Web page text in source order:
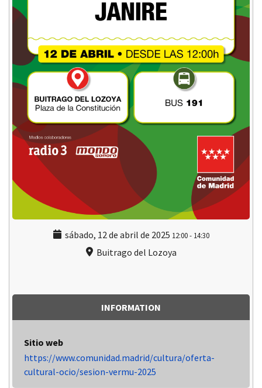
sábado, 12 de abril de 2025 12:00- 14:30
Buitrago del Lozoya
INFORMATION
Sitio web
https://www.comunidad.madrid/cultura/oferta-
cultural-ocio/sesion-vermu-2025